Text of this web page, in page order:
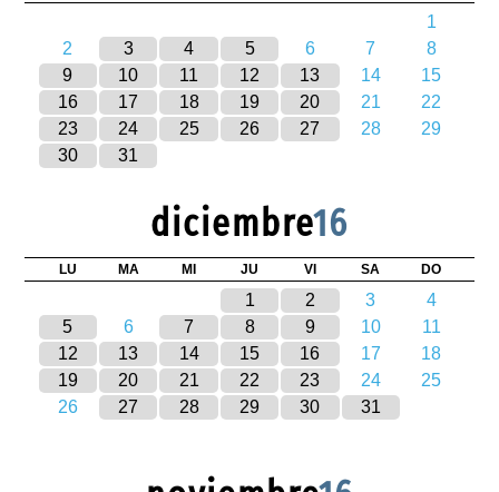
1
2
3 4 5 6 7
8
9
10 11 12 13 14
15
16
17 18 19 20 21
22
23
24 25 26 27 28
29
30
31
diciembre16
LU MA MI JU VI SA DO
1 2 3
4
5
6 7 8 9 10
11
12
13 14 15 16 17
18
19
20 21 22 23 24
25
26
27 28 29 30 31